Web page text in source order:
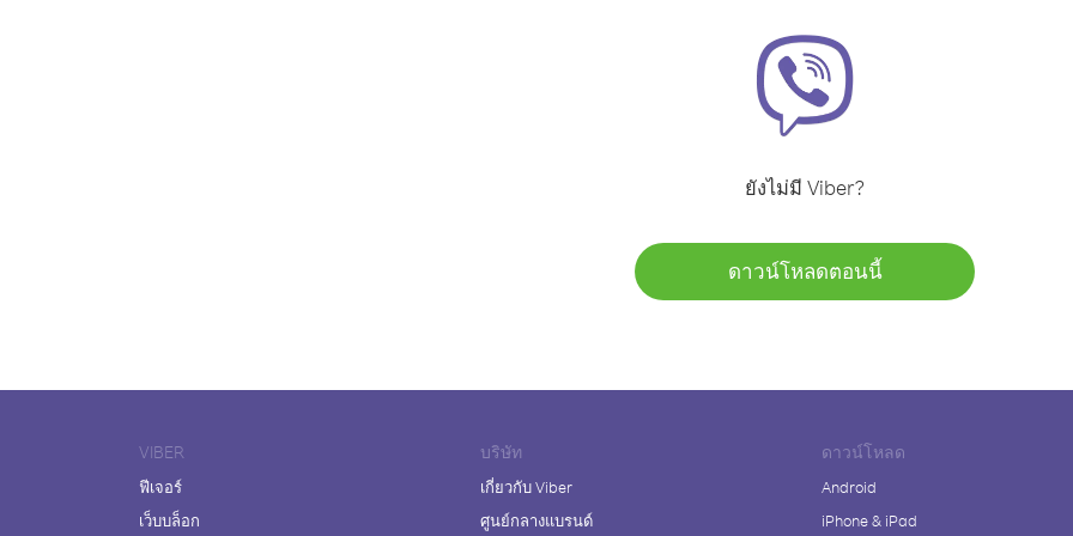
ยังไม่มี Viber?
ดาวน์โหลดตอนนี้
VIBER
ฟีเจอร์
เว็บบล็อก
บริษัท
เกี่ยวกับ Viber
ศูนย์กลางแบรนด์
ดาวน์โหลด
Android
iPhone & iPad